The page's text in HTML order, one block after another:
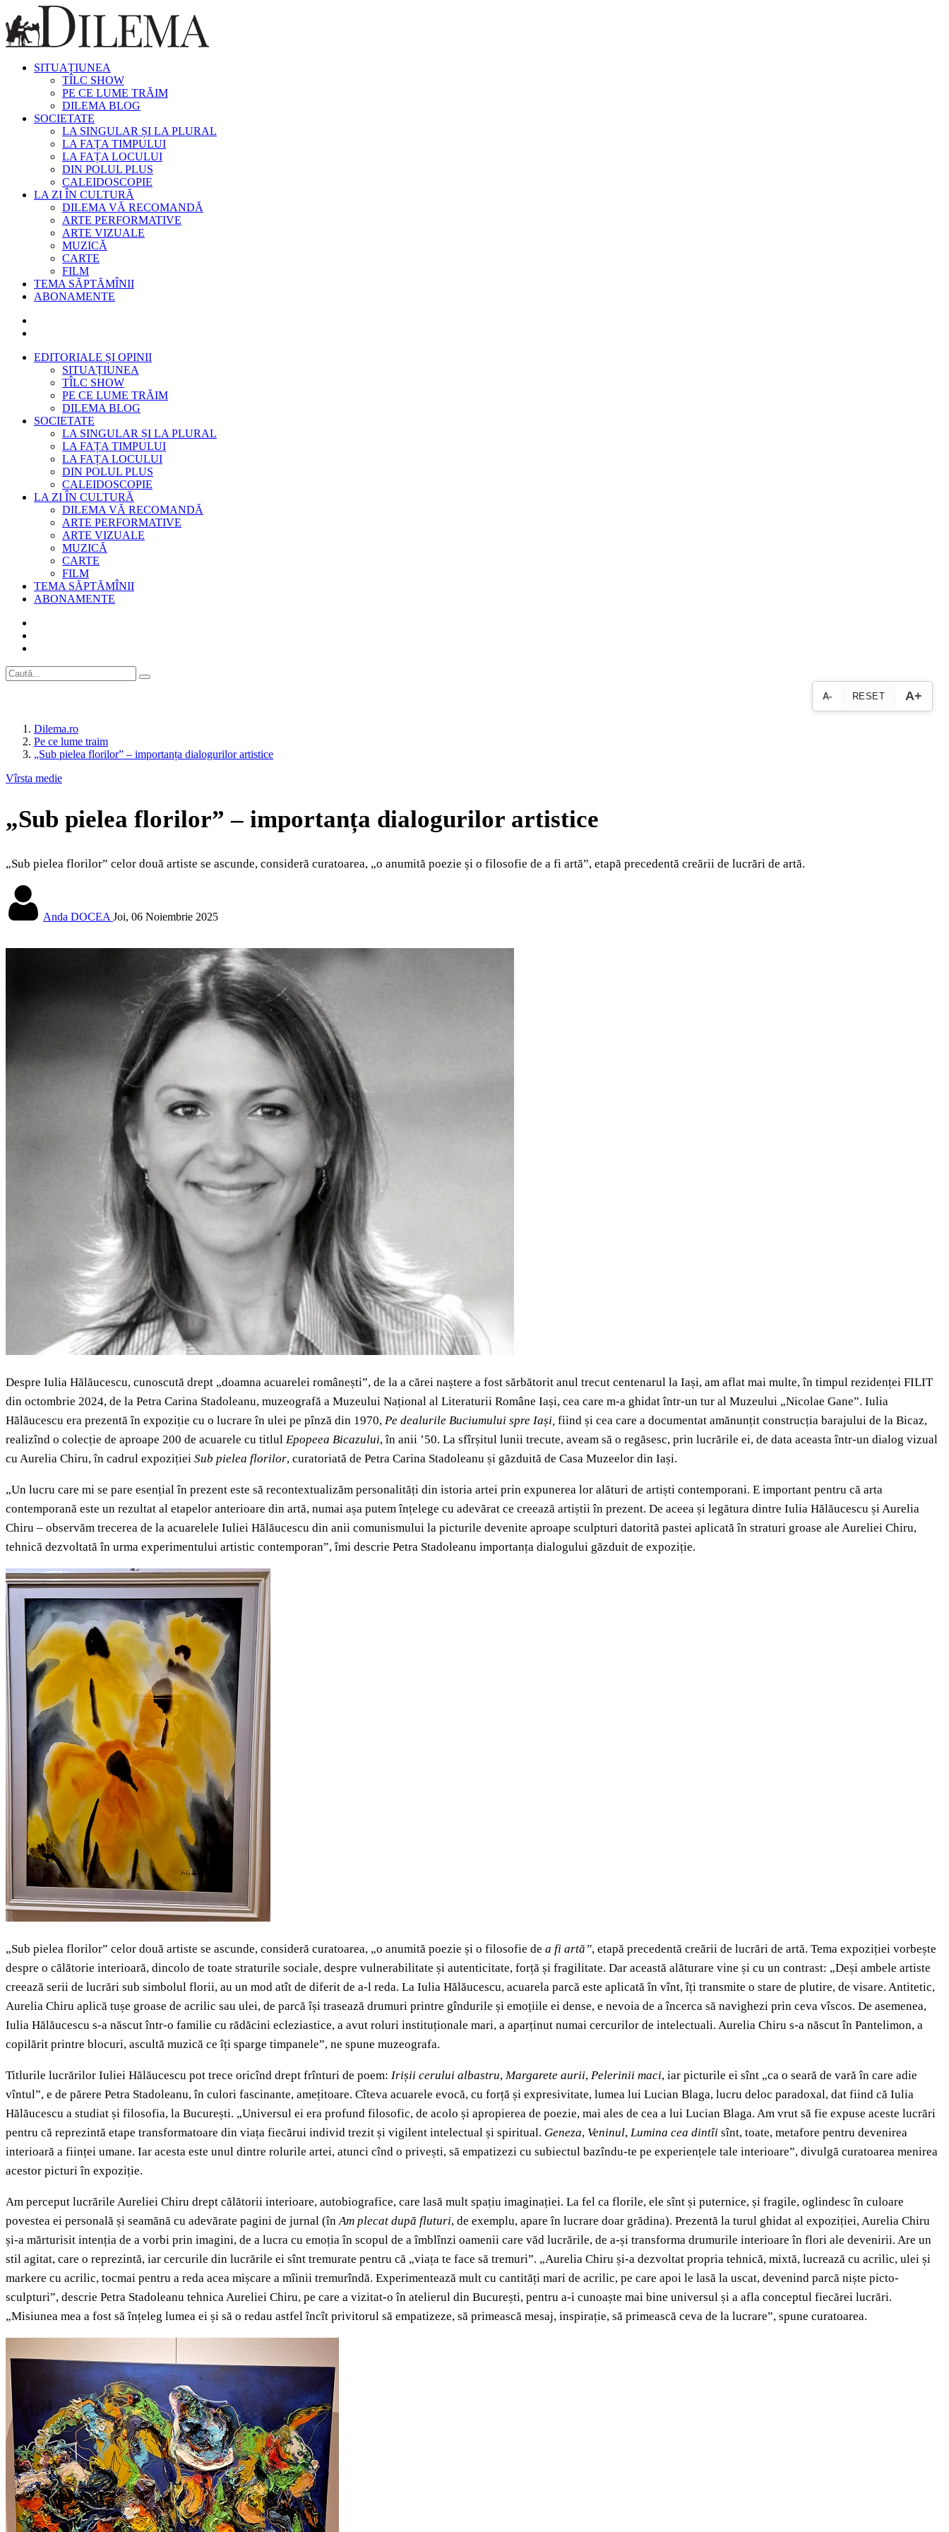
SITUAȚIUNEA
TÎLC SHOW
PE CE LUME TRĂIM
DILEMA BLOG
SOCIETATE
LA SINGULAR ȘI LA PLURAL
LA FAȚA TIMPULUI
LA FAȚA LOCULUI
DIN POLUL PLUS
CALEIDOSCOPIE
LA ZI ÎN CULTURĂ
DILEMA VĂ RECOMANDĂ
ARTE PERFORMATIVE
ARTE VIZUALE
MUZICĂ
CARTE
FILM
TEMA SĂPTĂMÎNII
ABONAMENTE
EDITORIALE ȘI OPINII
SITUAȚIUNEA
TÎLC SHOW
PE CE LUME TRĂIM
DILEMA BLOG
SOCIETATE
LA SINGULAR ȘI LA PLURAL
LA FAȚA TIMPULUI
LA FAȚA LOCULUI
DIN POLUL PLUS
CALEIDOSCOPIE
LA ZI ÎN CULTURĂ
DILEMA VĂ RECOMANDĂ
ARTE PERFORMATIVE
ARTE VIZUALE
MUZICĂ
CARTE
FILM
TEMA SĂPTĂMÎNII
ABONAMENTE
A- RESET A+
Dilema.ro
Pe ce lume traim
„Sub pielea florilor” – importanța dialogurilor artistice
Vîrsta medie
„Sub pielea florilor” – importanța dialogurilor artistice
„Sub pielea florilor” celor două artiste se ascunde, consideră curatoarea, „o anumită poezie și o filosofie de a fi artă”, etapă precedentă creării de lucrări de artă.
Anda DOCEA Joi, 06 Noiembrie 2025
Despre Iulia Hălăucescu, cunoscută drept „doamna acuarelei românești”, de la a cărei naștere a fost sărbătorit anul trecut centenarul la Iași, am aflat mai multe, în timpul rezidenței FILIT
din octombrie 2024, de la Petra Carina Stadoleanu, muzeografă a Muzeului Național al Literaturii Române Iași, cea care m-a ghidat într-un tur al Muzeului „Nicolae Gane”. Iulia
Hălăucescu era prezentă în expoziție cu o lucrare în ulei pe pînză din 1970, Pe dealurile Buciumului spre Iași, fiind și cea care a documentat amănunțit construcția barajului de la Bicaz,
realizînd o colecție de aproape 200 de acuarele cu titlul Epopeea Bicazului, în anii ’50. La sfîrșitul lunii trecute, aveam să o regăsesc, prin lucrările ei, de data aceasta într-un dialog vizual
cu Aurelia Chiru, în cadrul expoziției Sub pielea florilor, curatoriată de Petra Carina Stadoleanu și găzduită de Casa Muzeelor din Iași.
„Un lucru care mi se pare esențial în prezent este să recontextualizăm personalități din istoria artei prin expunerea lor alături de artiști contemporani. E important pentru că arta
contemporană este un rezultat al etapelor anterioare din artă, numai așa putem înțelege cu adevărat ce creează artiștii în prezent. De aceea și legătura dintre Iulia Hălăucescu și Aurelia
Chiru – observăm trecerea de la acuarelele Iuliei Hălăucescu din anii comunismului la picturile devenite aproape sculpturi datorită pastei aplicată în straturi groase ale Aureliei Chiru,
tehnică dezvoltată în urma experimentului artistic contemporan”, îmi descrie Petra Stadoleanu importanța dialogului găzduit de expoziție.
„Sub pielea florilor” celor două artiste se ascunde, consideră curatoarea, „o anumită poezie și o filosofie de a fi artă”, etapă precedentă creării de lucrări de artă. Tema expoziției vorbește
despre o călătorie interioară, dincolo de toate straturile sociale, despre vulnerabilitate și autenticitate, forță și fragilitate. Dar această alăturare vine și cu un contrast: „Deși ambele artiste
creează serii de lucrări sub simbolul florii, au un mod atît de diferit de a-l reda. La Iulia Hălăucescu, acuarela parcă este aplicată în vînt, îți transmite o stare de plutire, de visare. Antitetic,
Aurelia Chiru aplică tușe groase de acrilic sau ulei, de parcă își trasează drumuri printre gîndurile și emoțiile ei dense, e nevoia de a încerca să navighezi prin ceva vîscos. De asemenea,
Iulia Hălăucescu s-a născut într-o familie cu rădăcini ecleziastice, a avut roluri instituționale mari, a aparținut numai cercurilor de intelectuali. Aurelia Chiru s-a născut în Pantelimon, a
copilărit printre blocuri, ascultă muzică ce îți sparge timpanele”, ne spune muzeografa.
Titlurile lucrărilor Iuliei Hălăucescu pot trece oricînd drept frînturi de poem: Irișii cerului albastru, Margarete aurii, Pelerinii maci, iar picturile ei sînt „ca o seară de vară în care adie
vîntul”, e de părere Petra Stadoleanu, în culori fascinante, amețitoare. Cîteva acuarele evocă, cu forță și expresivitate, lumea lui Lucian Blaga, lucru deloc paradoxal, dat fiind că Iulia
Hălăucescu a studiat și filosofia, la București. „Universul ei era profund filosofic, de acolo și apropierea de poezie, mai ales de cea a lui Lucian Blaga. Am vrut să fie expuse aceste lucrări
pentru că reprezintă etape transformatoare din viața fiecărui individ trezit și vigilent intelectual și spiritual. Geneza, Veninul, Lumina cea dintîi sînt, toate, metafore pentru devenirea
interioară a ființei umane. Iar acesta este unul dintre rolurile artei, atunci cînd o privești, să empatizezi cu subiectul bazîndu-te pe experiențele tale interioare”, divulgă curatoarea menirea
acestor picturi în expoziție.
Am perceput lucrările Aureliei Chiru drept călătorii interioare, autobiografice, care lasă mult spațiu imaginației. La fel ca florile, ele sînt și puternice, și fragile, oglindesc în culoare
povestea ei personală și seamănă cu adevărate pagini de jurnal (înAm plecat după fluturi, de exemplu, apare în lucrare doar grădina). Prezentă la turul ghidat al expoziției, Aurelia Chiru
și-a mărturisit intenția de a vorbi prin imagini, de a lucra cu emoția în scopul de a îmblînzi oamenii care văd lucrările, de a-și transforma drumurile interioare în flori ale devenirii. Are un
stil agitat, care o reprezintă, iar cercurile din lucrările ei sînt tremurate pentru că „viața te face să tremuri”. „Aurelia Chiru și-a dezvoltat propria tehnică, mixtă, lucrează cu acrilic, ulei și
markere cu acrilic, tocmai pentru a reda acea mișcare a mîinii tremurîndă. Experimentează mult cu cantități mari de acrilic, pe care apoi le lasă la uscat, devenind parcă niște picto-
sculpturi”, descrie Petra Stadoleanu tehnica Aureliei Chiru, pe care a vizitat-o în atelierul din București, pentru a-i cunoaște mai bine universul și a afla conceptul fiecărei lucrări.
„Misiunea mea a fost să înțeleg lumea ei și să o redau astfel încît privitorul să empatizeze, să primească mesaj, inspirație, să primească ceva de la lucrare”, spune curatoarea.